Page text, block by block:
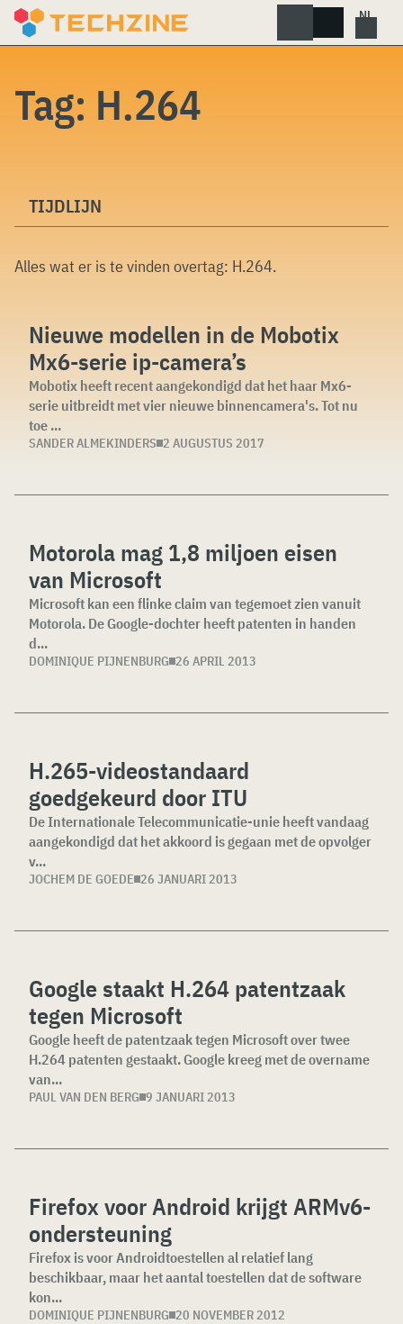
Skip
Tag: H.264
TIJDLIJN
Alles wat er is te vinden overtag: H.264.
Nieuwe modellen in de Mobotix
Mx6-serie ip-camera’s
Mobotix heeft recent aangekondigd dat het haar Mx6-
serie uitbreidt met vier nieuwe binnencamera's. Tot nu
toe ...
SANDER ALMEKINDERS 2 AUGUSTUS 2017
Motorola mag 1,8 miljoen eisen
van Microsoft
Microsoft kan een flinke claim van tegemoet zien vanuit
Motorola. De Google-dochter heeft patenten in handen
d...
DOMINIQUE PIJNENBURG 26 APRIL 2013
H.265-videostandaard
goedgekeurd door ITU
De Internationale Telecommunicatie-unie heeft vandaag
aangekondigd dat het akkoord is gegaan met de opvolger
v...
JOCHEM DE GOEDE 26 JANUARI 2013
Google staakt H.264 patentzaak
tegen Microsoft
Google heeft de patentzaak tegen Microsoft over twee
H.264 patenten gestaakt. Google kreeg met de overname
van...
PAUL VAN DEN BERG 9 JANUARI 2013
Firefox voor Android krijgt ARMv6-
ondersteuning
Firefox is voor Androidtoestellen al relatief lang
beschikbaar, maar het aantal toestellen dat de software
kon...
DOMINIQUE PIJNENBURG 20 NOVEMBER 2012